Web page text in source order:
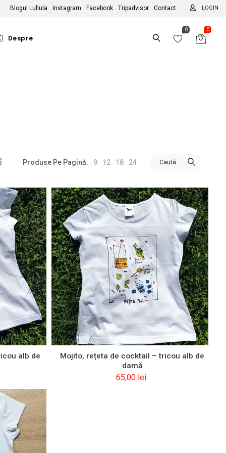
LOGIN
Blogul Lullula Instagram Facebook Tripadvisor Contact
0
0
cu pasiune
de călătorii
de citit
creative
– Party
Leu
Balanță
Scorpion
Săgetător
Capricorn
Vărsător
Pești
Toate zodiile
Despre
Produse Pe Pagină: 9 12 18 24 Caută
alb de
Mojito, rețeta de cocktail – tricou alb de
damă
65,00 lei